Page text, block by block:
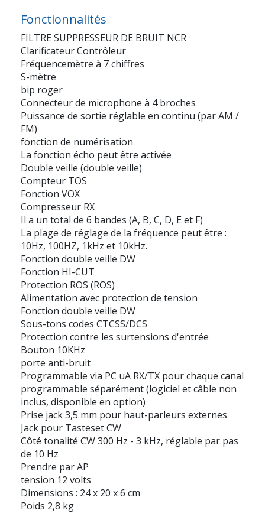
Fonctionnalités
FILTRE SUPPRESSEUR DE BRUIT NCR
Clarificateur Contrôleur
Fréquencemètre à 7 chiffres
S-mètre
bip roger
Connecteur de microphone à 4 broches
Puissance de sortie réglable en continu (par AM /
FM)
fonction de numérisation
La fonction écho peut être activée
Double veille (double veille)
Compteur TOS
Fonction VOX
Compresseur RX
Il a un total de 6 bandes (A, B, C, D, E et F)
La plage de réglage de la fréquence peut être :
10Hz, 100HZ, 1kHz et 10kHz.
Fonction double veille DW
Fonction HI-CUT
Protection ROS (ROS)
Alimentation avec protection de tension
Fonction double veille DW
Sous-tons codes CTCSS/DCS
Protection contre les surtensions d'entrée
Bouton 10KHz
porte anti-bruit
Programmable via PC uA RX/TX pour chaque canal
programmable séparément (logiciel et câble non
inclus, disponible en option)
Prise jack 3,5 mm pour haut-parleurs externes
Jack pour Tasteset CW
Côté tonalité CW 300 Hz - 3 kHz, réglable par pas
de 10 Hz
Prendre par AP
tension 12 volts
Dimensions : 24 x 20 x 6 cm
Poids 2,8 kg